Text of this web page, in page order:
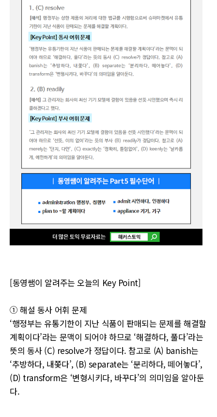
[동영쌤이 알려주는 오늘의 Key Point]
① 해설 동사 어휘 문제
‘행정부는 유통기한이 지난 식품이 판매되는 문제를 해결할
계획이다’라는 문맥이 되어야 하므로 ‘해결하다, 풀다’라는
뜻의 동사 (C) resolve가 정답이다. 참고로 (A) banish는
‘추방하다, 내쫓다’, (B) separate는 ‘분리하다, 떼어놓다’,
(D) transform은 ‘변형시키다, 바꾸다’의 의미임을 알아둔
다.